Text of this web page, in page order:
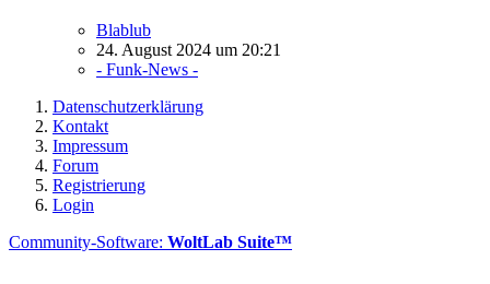
Blablub
24. August 2024 um 20:21
- Funk-News -
Datenschutzerklärung
Kontakt
Impressum
Forum
Registrierung
Login
Community-Software: WoltLab Suite™